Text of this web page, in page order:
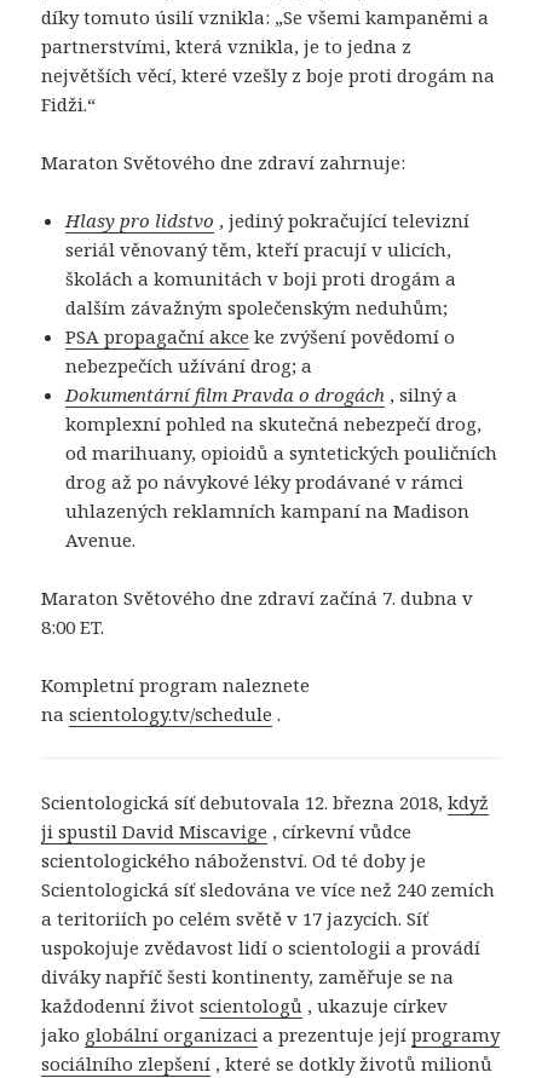
díky tomuto úsilí vznikla: „Se všemi kampaněmi a
partnerstvími, která vznikla, je to jedna z
největších věcí, které vzešly z boje proti drogám na
Fidži.“
Maraton Světového dne zdraví zahrnuje:
Hlasy pro lidstvo , jediný pokračující televizní
seriál věnovaný těm, kteří pracují v ulicích,
školách a komunitách v boji proti drogám a
dalším závažným společenským neduhům;
PSA propagační akce ke zvýšení povědomí o
nebezpečích užívání drog; a
Dokumentární film Pravda o drogách , silný a
komplexní pohled na skutečná nebezpečí drog,
od marihuany, opioidů a syntetických pouličních
drog až po návykové léky prodávané v rámci
uhlazených reklamních kampaní na Madison
Avenue.
Maraton Světového dne zdraví začíná 7. dubna v
8:00 ET.
Kompletní program naleznete
nascientology.tv/schedule .
Scientologická síť debutovala 12. března 2018,když
ji spustil David Miscavige , církevní vůdce
scientologického náboženství. Od té doby je
Scientologická síť sledována ve více než 240 zemích
a teritoriích po celém světě v 17 jazycích. Síť
uspokojuje zvědavost lidí o scientologii a provádí
diváky napříč šesti kontinenty, zaměřuje se na
každodenní životscientologů , ukazuje církev
jako globální organizaci a prezentuje jejíprogramy
sociálního zlepšení , které se dotkly životů milionů